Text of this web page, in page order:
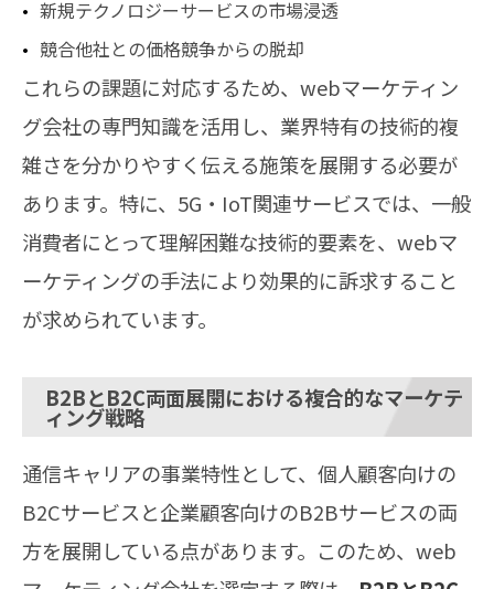
新規テクノロジーサービスの市場浸透
競合他社との価格競争からの脱却
これらの課題に対応するため、webマーケティン
グ会社の専門知識を活用し、業界特有の技術的複
雑さを分かりやすく伝える施策を展開する必要が
あります。特に、5G・IoT関連サービスでは、一般
消費者にとって理解困難な技術的要素を、webマ
ーケティングの手法により効果的に訴求すること
が求められています。
B2BとB2C両面展開における複合的なマーケテ
ィング戦略
通信キャリアの事業特性として、個人顧客向けの
B2Cサービスと企業顧客向けのB2Bサービスの両
方を展開している点があります。このため、web